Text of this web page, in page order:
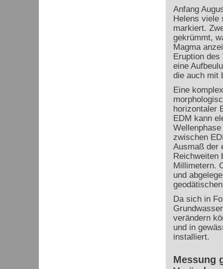
Anfang
Helens viele
markiert.
gekrümmt,
Magma
Eruption
eine
die auch mit
Eine
horizontaler
EDM kann
zwischen
Ausmaß der
Reichweiten
Millimetern.
und
Da sich in
verändern
und in
installiert.
Messung